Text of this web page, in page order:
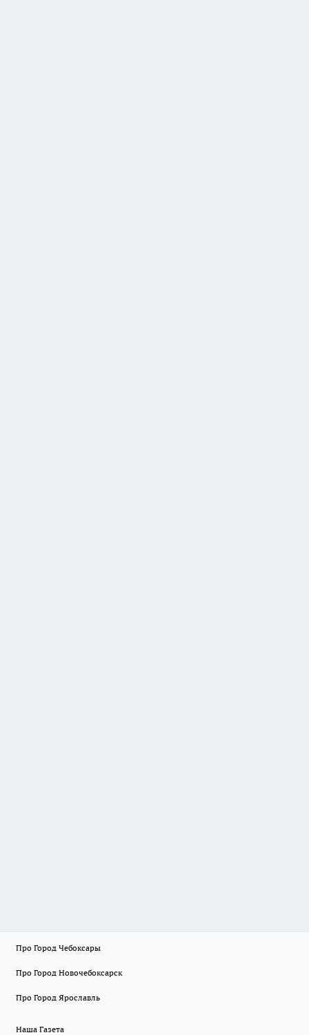
Про Город Чебоксары
Про Город Новочебоксарск
Про Город Ярославль
Наша Газета